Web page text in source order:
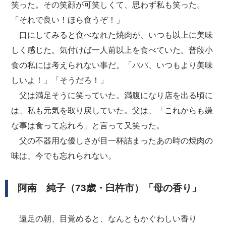
笑った。その笑顔が可笑しくて、思わず私も笑った。
「それで良い！ほら食うぞ！」
口にしてみると食べなれた焼肉が、いつも以上に美味
しく感じた。気付けば一人前以上を食べていた。普段小
食の私には考えられない事だ。「パパ、いつもより美味
しいよ！」「そうだろ！」
父は満足そうに笑っていた。満腹になり店を出る頃に
は、私も元気を取り戻していた。父は、「これからも嫌
な事は食って忘れろ」と言って又笑った。
父の不器用な優しさが目一杯詰まったあの時の焼肉の
味は、今でも忘れられない。
阿南 純子（73歳・臼杵市）「母の香り」
遠足の朝、目覚めると、なんともかぐわしい香り